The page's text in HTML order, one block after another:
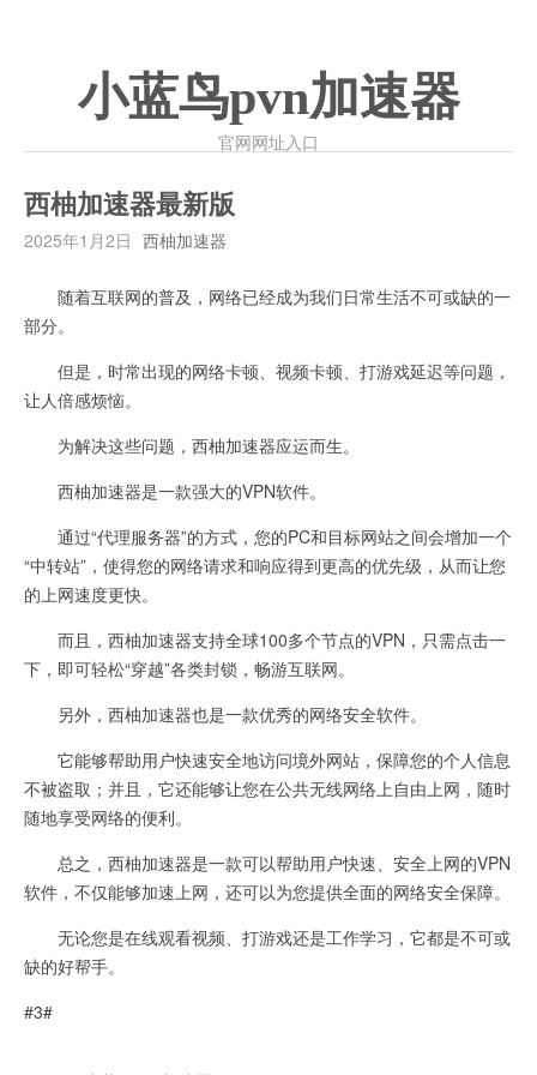
小蓝鸟pvn加速器
官网网址入口
西柚加速器最新版
2025年1月2日 西柚加速器
随着互联网的普及，网络已经成为我们日常生活不可或缺的一
部分。
但是，时常出现的网络卡顿、视频卡顿、打游戏延迟等问题，
让人倍感烦恼。
为解决这些问题，西柚加速器应运而生。
西柚加速器是一款强大的VPN软件。
通过“代理服务器”的方式，您的PC和目标网站之间会增加一个
“中转站”，使得您的网络请求和响应得到更高的优先级，从而让您
的上网速度更快。
而且，西柚加速器支持全球100多个节点的VPN，只需点击一
下，即可轻松“穿越”各类封锁，畅游互联网。
另外，西柚加速器也是一款优秀的网络安全软件。
它能够帮助用户快速安全地访问境外网站，保障您的个人信息
不被盗取；并且，它还能够让您在公共无线网络上自由上网，随时
随地享受网络的便利。
总之，西柚加速器是一款可以帮助用户快速、安全上网的VPN
软件，不仅能够加速上网，还可以为您提供全面的网络安全保障。
无论您是在线观看视频、打游戏还是工作学习，它都是不可或
缺的好帮手。
#3#